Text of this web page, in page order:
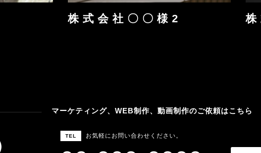
株 式 会 社 〇 〇 様 2 株
マーケティング、WEB制作、動画制作のご依頼はこちら
TEL お気軽にお問い合わせください。